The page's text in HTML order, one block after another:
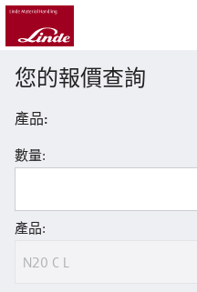
您的報價查詢
產品:
數量:
產品: